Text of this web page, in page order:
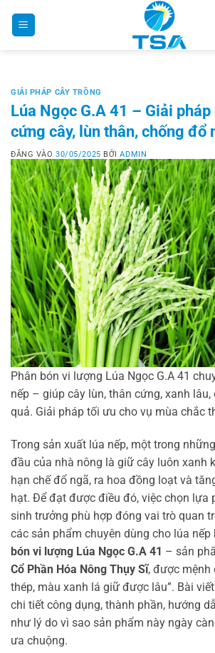
GIẢI PHÁP CÂY TRỒNG
Lúa Ngọc G.A 41 – Giải
cứng cây, lùn thân, chống đổ
ĐĂNG VÀO30/05/2025 BỞIADMIN
Phân bón vi lượng Lúa Ngọc G.A 41
nếp – giúp cây lùn, thân cứng, xanh
quả. Giải pháp tối ưu cho vụ mùa chắc
Trong sản xuất lúa nếp, một trong
đầu của nhà nông là giữ cây luôn xanh
hạn chế đổ ngã, ra hoa đồng loạt và
hạt. Để đạt được điều đó, việc chọn lựa
sinh trưởng phù hợp đóng vai trò quan
các sản phẩm chuyên dùng cho lúa nếp
bón vi lượng Lúa Ngọc G.A 41 – sản
Cổ Phần Hóa Nông Thụy Sĩ, được mệnh
thép, màu xanh lá giữ được lâu”. Bài
chi tiết công dụng, thành phần, hướng
như lý do vì sao sản phẩm này ngày
ưa chuộng.